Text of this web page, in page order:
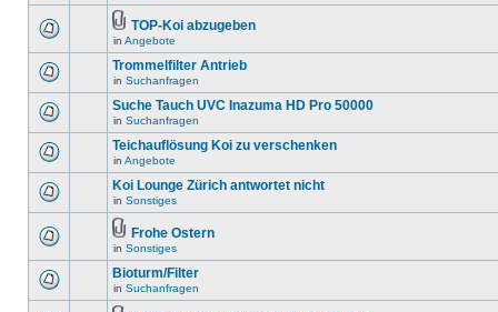
TOP-Koi abzugeben
in Angebote
Trommelfilter Antrieb
in Suchanfragen
Suche Tauch UVC Inazuma HD Pro 50000
in Suchanfragen
Teichauflösung Koi zu verschenken
in Angebote
Koi Lounge Zürich antwortet nicht
in Sonstiges
Frohe Ostern
in Sonstiges
Bioturm/Filter
in Suchanfragen